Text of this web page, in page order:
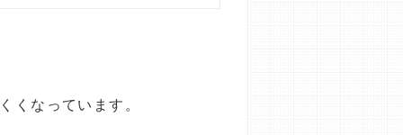
くなっています。